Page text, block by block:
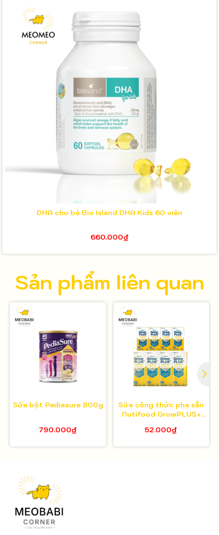
DHA cho bé Bio Island DHA Kids 60 viên
660.000₫
Sản phẩm liên quan
Sữa bột Pediasure 800g
790.000₫
Sữa công thức pha sẵn
Nutifood GrowPLUS+
52.000₫